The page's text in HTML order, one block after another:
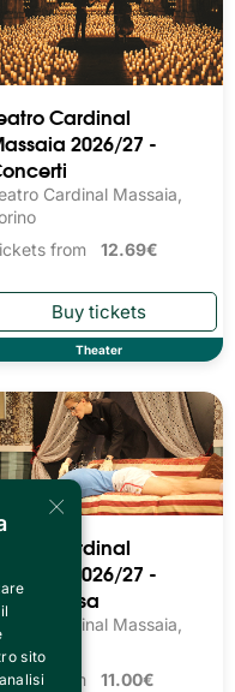
Cardinal
2026/27 -
Cardinal Massaia,
from 12.69€
Theater
Teatro Cardinal
Massaia 2026/27 -
Prosa
Cardinal Massaia,
from 11.00€
×
sito